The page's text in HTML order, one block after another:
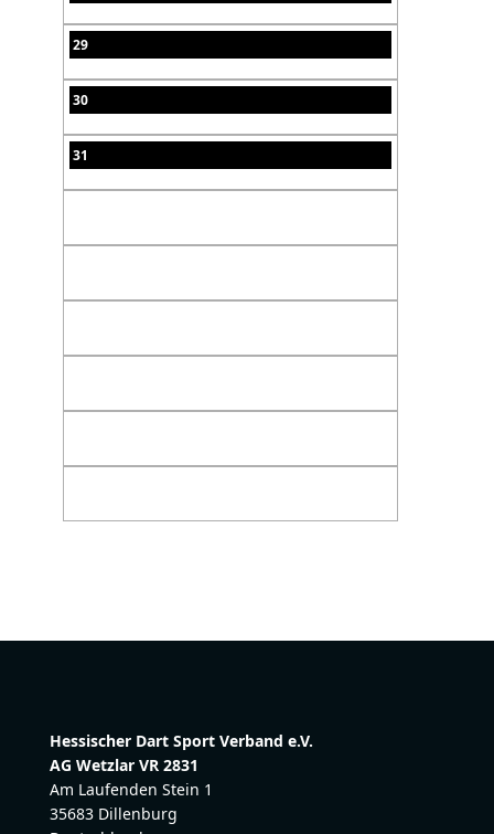
29
30
31
Hessischer Dart Sport Verband e.V.
AG Wetzlar VR 2831
Am Laufenden Stein 1
35683 Dillenburg